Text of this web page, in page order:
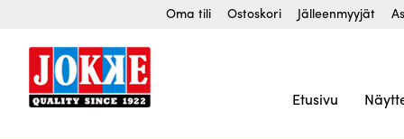
Oma tili Ostoskori Jälleenmyyjät
Etusivu